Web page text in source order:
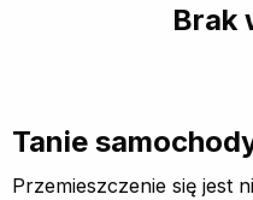
Brak
Tanie
Przemieszczenie się jest